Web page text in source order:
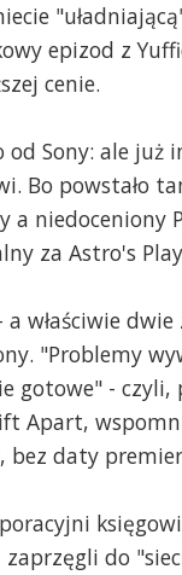
epizod z
cenie.
od Sony: ale
Bo powstało
niedoceniony
za Astro's
a właściwie
"Problemy
gotowe" -
Apart,
bez daty
do